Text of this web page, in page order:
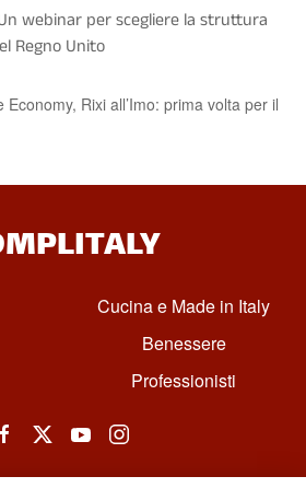
webinar per scegliere la struttura
Regno Unito
Economy, Rixi all’Imo: prima volta per il
Cucina e Made in Italy
Benessere
Professionisti